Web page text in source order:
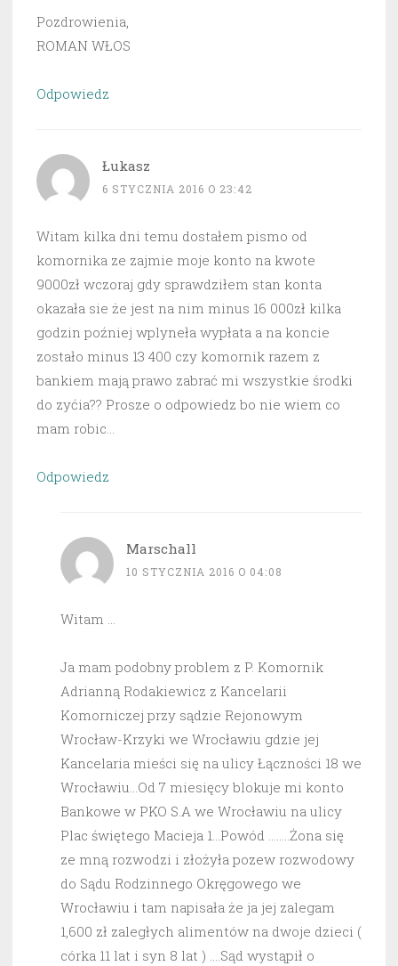
Pozdrowienia,
ROMAN WŁOS
Odpowiedz
Łukasz
6 STYCZNIA 2016 O 23:42
Witam kilka dni temu dostałem pismo od
komornika ze zajmie moje konto na kwote
9000zł wczoraj gdy sprawdziłem stan konta
okazała sie że jest na nim minus 16 000zł kilka
godzin poźniej wplyneła wypłata a na koncie
zostało minus 13 400 czy komornik razem z
bankiem mają prawo zabrać mi wszystkie środki
do zyćia?? Prosze o odpowiedz bo nie wiem co
mam robic…
Odpowiedz
Marschall
10 STYCZNIA 2016 O 04:08
Witam …
Ja mam podobny problem z P. Komornik
Adrianną Rodakiewicz z Kancelarii
Komorniczej przy sądzie Rejonowym
Wrocław-Krzyki we Wrocławiu gdzie jej
Kancelaria mieści się na ulicy Łączności 18 we
Wrocławiu…Od 7 miesięcy blokuje mi konto
Bankowe w PKO S.A we Wrocławiu na ulicy
Plac świętego Macieja 1…Powód ……..Żona się
ze mną rozwodzi i złożyła pozew rozwodowy
do Sądu Rodzinnego Okręgowego we
Wrocławiu i tam napisała że ja jej zalegam
1,600 zł zaległych alimentów na dwoje dzieci (
córka 11 lat i syn 8 lat ) ….Sąd wystąpił o